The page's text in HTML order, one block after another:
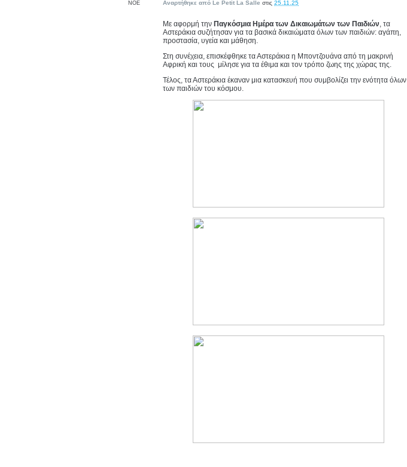
Αναρτήθηκε από Le Petit La Salle στις 25.11.25
ΝΟΕ
Με αφορμή την Παγκόσμια Ημέρα των Δικαιωμάτων των Παιδιών, τα
Αστεράκια συζήτησαν για τα βασικά δικαιώματα όλων των παιδιών: αγάπη,
προστασία, υγεία και μάθηση.
Στη συνέχεια, επισκέφθηκε τα Αστεράκια η Μποντζουάνα από τη μακρινή
Αφρική και τους μίλησε για τα έθιμα και τον τρόπο ζωης της χώρας της.
Τέλος, τα Αστεράκια έκαναν μια κατασκευή που συμβολίζει την ενότητα όλων
των παιδιών του κόσμου.